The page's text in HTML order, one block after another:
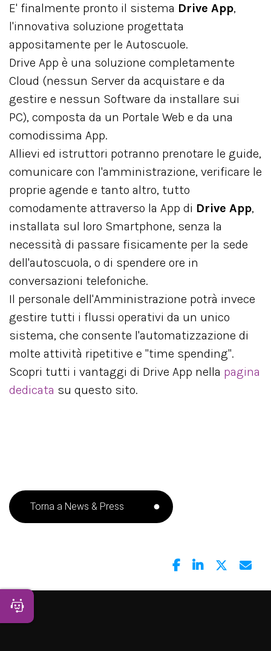
E' finalmente pronto il sistema Drive App,
l'innovativa soluzione progettata
appositamente per le Autoscuole.
Drive App è una soluzione completamente
Cloud (nessun Server da acquistare e da
gestire e nessun Software da installare sui
PC), composta da un Portale Web e da una
comodissima App.
Allievi ed istruttori potranno prenotare le guide,
comunicare con l'amministrazione, verificare le
proprie agende e tanto altro, tutto
comodamente attraverso la App di Drive App,
installata sul loro Smartphone, senza la
necessità di passare fisicamente per la sede
dell'autoscuola, o di spendere ore in
conversazioni telefoniche.
Il personale dell'Amministrazione potrà invece
gestire tutti i flussi operativi da un unico
sistema, che consente l'automatizzazione di
molte attività ripetitive e "time spending".
Scopri tutti i vantaggi di Drive App nella pagina
dedicata su questo sito.
Torna a News & Press